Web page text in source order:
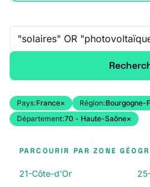
Recherche libre
Pays:France× Région:Bourgogne-
Département:70 - Haute-Saône×
PARCOURIR PAR ZONE
21-Côte-d'Or